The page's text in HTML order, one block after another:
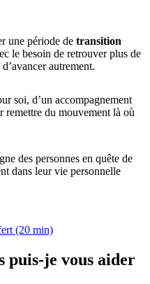
une période de transition
le besoin de retrouver plus de
autrement.
soi, d’un accompagnement
remettre du mouvement là où
des personnes en quête de
dans leur vie personnelle
(20 min)
puis-je vous aider